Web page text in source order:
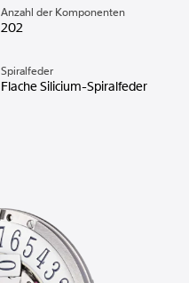
Anzahl der Komponenten
202
Spiralfeder
Flache Silicium-Spiralfeder